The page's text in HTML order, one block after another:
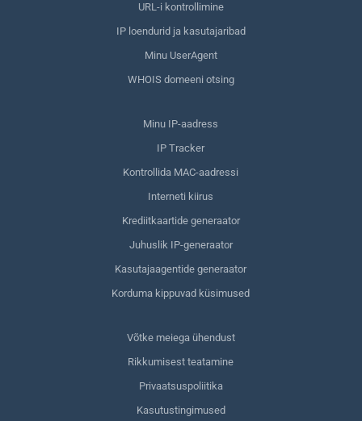
URL-i kontrollimine
IP loendurid ja kasutajaribad
Minu UserAgent
WHOIS domeeni otsing
Minu IP-aadress
IP Tracker
Kontrollida MAC-aadressi
Interneti kiirus
Krediitkaartide generaator
Juhuslik IP-generaator
Kasutajaagentide generaator
Korduma kippuvad küsimused
Võtke meiega ühendust
Rikkumisest teatamine
Privaatsuspoliitika
Kasutustingimused